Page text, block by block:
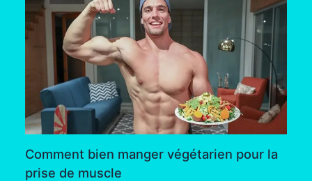
Comment bien manger végétarien pour la
prise de muscle